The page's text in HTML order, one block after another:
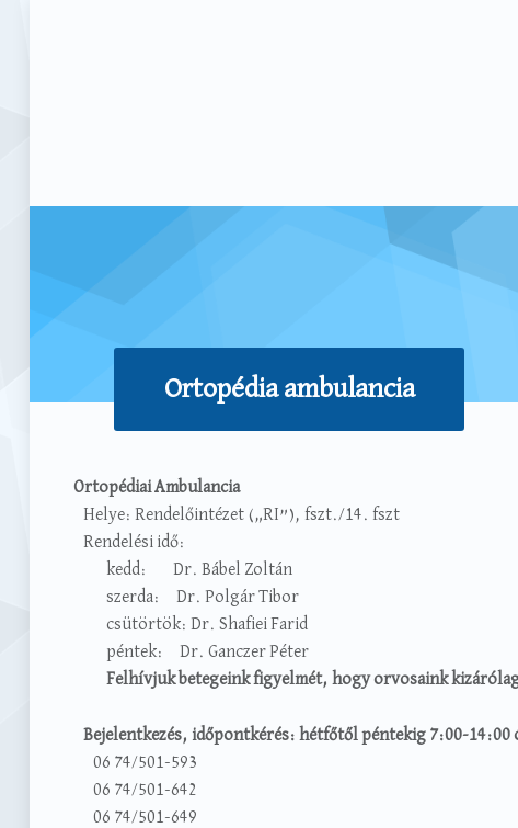
Ortopédia ambulancia
Ortopédiai Ambulancia
Helye: Rendelőintézet („RI”), fszt./14. fszt
Rendelési idő:
kedd: Dr. Bábel Zoltán
szerda: Dr. Polgár Tibor
csütörtök: Dr. Shafiei Farid
péntek: Dr. Ganczer Péter
Felhívjuk betegeink figyelmét, hogy orvosaink kizárólag
Bejelentkezés, időpontkérés: hétfőtől péntekig 7:00-14:00
06 74/501-593
06 74/501-642
06 74/501-649